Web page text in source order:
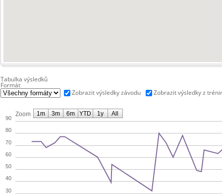
Tabulka výsledků
Formát
Zobrazit výsledky závodu
Zobrazit výsledky z
Zoom
30
40
50
60
70
80
90
1m 3m 6m YTD 1y All